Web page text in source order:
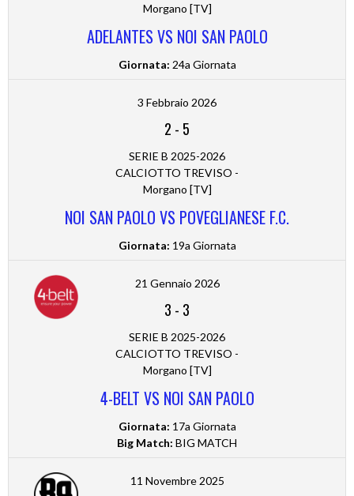
Morgano [TV]
ADELANTES VS NOI SAN PAOLO
Giornata: 24a Giornata
3 Febbraio 2026
2 - 5
SERIE B 2025-2026
CALCIOTTO TREVISO -
Morgano [TV]
NOI SAN PAOLO VS POVEGLIANESE F.C.
Giornata: 19a Giornata
21 Gennaio 2026
3 - 3
SERIE B 2025-2026
CALCIOTTO TREVISO -
Morgano [TV]
4-BELT VS NOI SAN PAOLO
Giornata: 17a Giornata
Big Match: BIG MATCH
11 Novembre 2025